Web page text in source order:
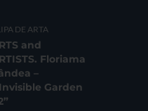
DE ARTA
and
Floriama
–
Garden